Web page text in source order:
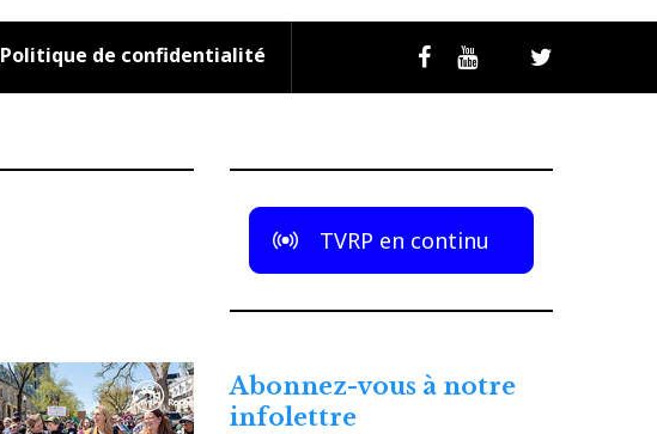
Politique de confidentialité FacebookYoutube Livestream
Twitter
TVRP en continu
Abonnez-vous à notre
infolettre